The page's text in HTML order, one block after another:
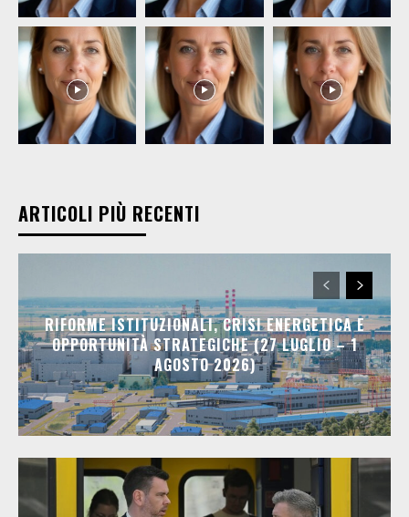
ARTICOLI PIÙ RECENTI
RIFORME ISTITUZIONALI, CRISI ENERGETICA E
OPPORTUNITÀ STRATEGICHE (27 LUGLIO – 1
AGOSTO 2026)